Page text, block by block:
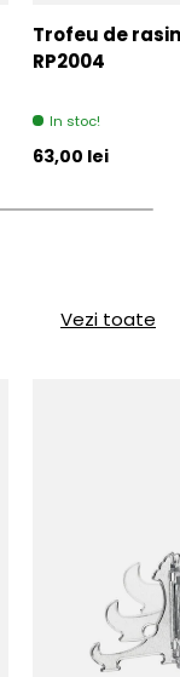
Trofeu de
RP2004
In stoc!
Pret initial
63,00 lei
Vezi toate